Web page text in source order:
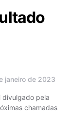
janeiro de 2023
divulgado pela
chamadas